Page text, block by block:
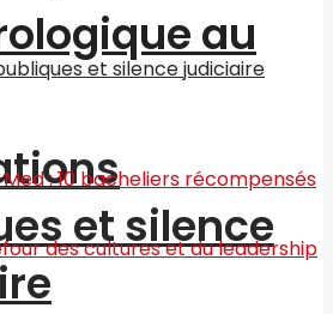
et silence
au